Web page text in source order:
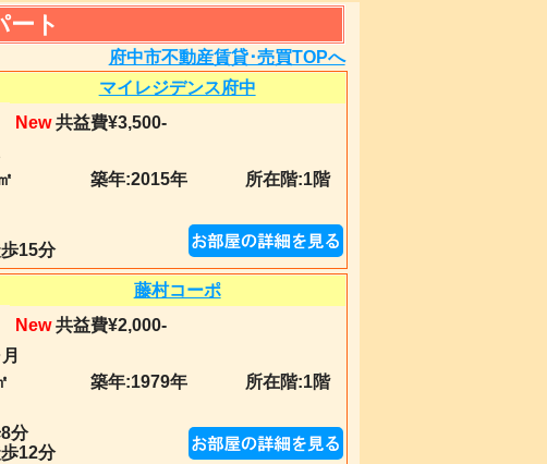
ート
府中市不動産賃貸･売買TOPへ
マイレジデンス府中
New 共益費¥3,500-
築年:2015年
所在階:1階
15分
藤村コーポ
New 共益費¥2,000-
築年:1979年
所在階:1階
分
12分